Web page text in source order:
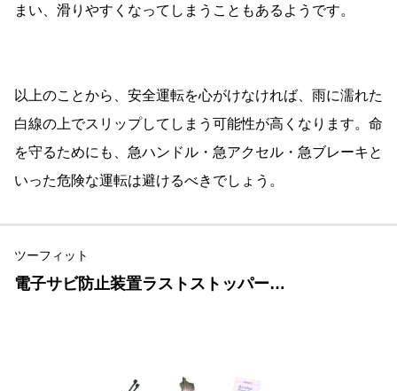
まい、滑りやすくなってしまうこともあるようです。
以上のことから、安全運転を心がけなければ、雨に濡れた
白線の上でスリップしてしまう可能性が高くなります。命
を守るためにも、急ハンドル・急アクセル・急ブレーキと
いった危険な運転は避けるべきでしょう。
ツーフィット
電子サビ防止装置ラストストッパー…